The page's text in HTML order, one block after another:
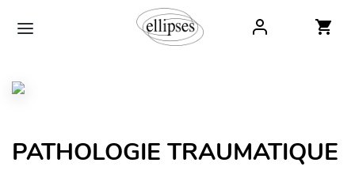
PATHOLOGIE TRAUMATIQUE